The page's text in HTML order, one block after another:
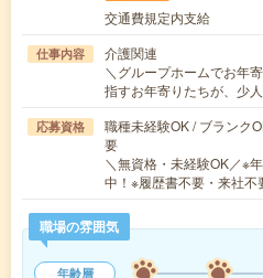
交通費規定内支給
仕事内容
介護関連
＼グループホームでお年
指すお年寄りたちが、少
応募資格
職種未経験OK / ブランク
要
＼無資格・未経験OK／※
中！※履歴書不要・来社
職場の雰囲気
年齢層